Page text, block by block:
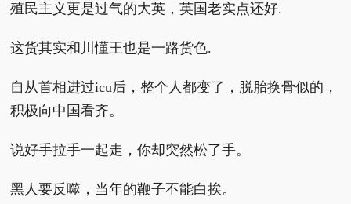
殖民主义更是过气的大英，英国老实点还好.
这货其实和川懂王也是一路货色.
自从首相进过icu后，整个人都变了，脱胎换骨似的，
积极向中国看齐。
说好手拉手一起走，你却突然松了手。
黑人要反噬，当年的鞭子不能白挨。